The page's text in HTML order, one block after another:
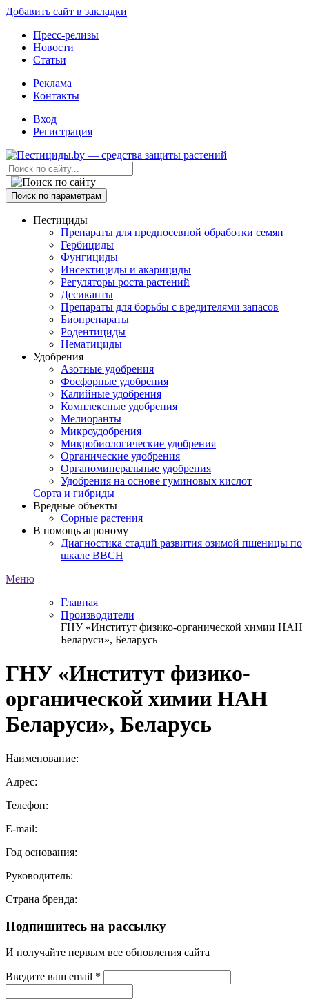
Добавить сайт в закладки
Пресс-релизы
Новости
Статьи
Реклама
Контакты
Вход
Регистрация
Поиск по параметрам
Пестициды
Препараты для предпосевной обработки семян
Гербициды
Фунгициды
Инсектициды и акарициды
Регуляторы роста растений
Десиканты
Препараты для борьбы с вредителями запасов
Биопрепараты
Родентициды
Нематициды
Удобрения
Азотные удобрения
Фосфорные удобрения
Калийные удобрения
Комплексные удобрения
Мелиоранты
Микроудобрения
Микробиологические удобрения
Органические удобрения
Органоминеральные удобрения
Удобрения на основе гуминовых кислот
Сорта и гибриды
Вредные объекты
Сорные растения
В помощь агроному
Диагностика стадий развития озимой пшеницы по
шкале ВВСН
Меню
Главная
Производители
ГНУ «Институт физико-органической химии НАН
Беларуси», Беларусь
ГНУ «Институт физико-
органической химии НАН
Беларуси», Беларусь
Наименование:
Адрес:
Телефон:
E-mail:
Год основания:
Руководитель:
Страна бренда:
Подпишитесь на рассылку
И получайте первым все обновления сайта
Введите ваш email *